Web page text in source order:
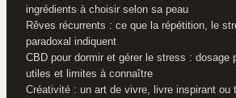
ingrédients à choisir selon sa peau
Rêves récurrents : ce que la répétition, le
paradoxal indiquent
CBD pour dormir et gérer le stress : dosage
utiles et limites à connaître
Créativité : un art de vivre, livre inspirant ou